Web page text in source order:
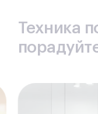
Техника